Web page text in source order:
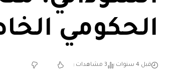
الحكومي
قبل 4 سنوات 3 مشاهدات